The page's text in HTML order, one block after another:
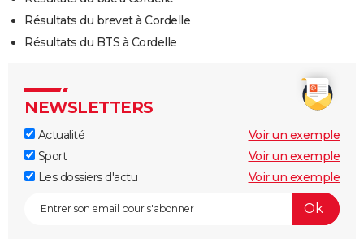
Résultats du brevet à Cordelle
Résultats du BTS à Cordelle
NEWSLETTERS
Actualité
Voir un exemple
Sport
Voir un exemple
Les dossiers d'actu
Voir un exemple